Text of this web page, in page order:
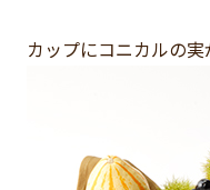
カップにコニカルの実